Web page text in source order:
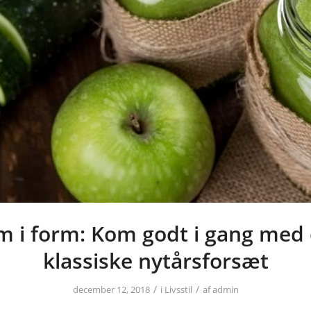
i form: Kom godt i gang
klassiske nytårsforsæt
december 12, 2018 / i Livsstil / afadmin